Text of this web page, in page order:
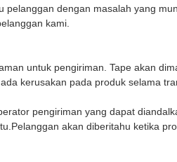
pelanggan dengan masalah yang
kami.
untuk pengiriman. Tape akan
kerusakan pada produk selama
pengiriman yang dapat
akan diberitahu ketika